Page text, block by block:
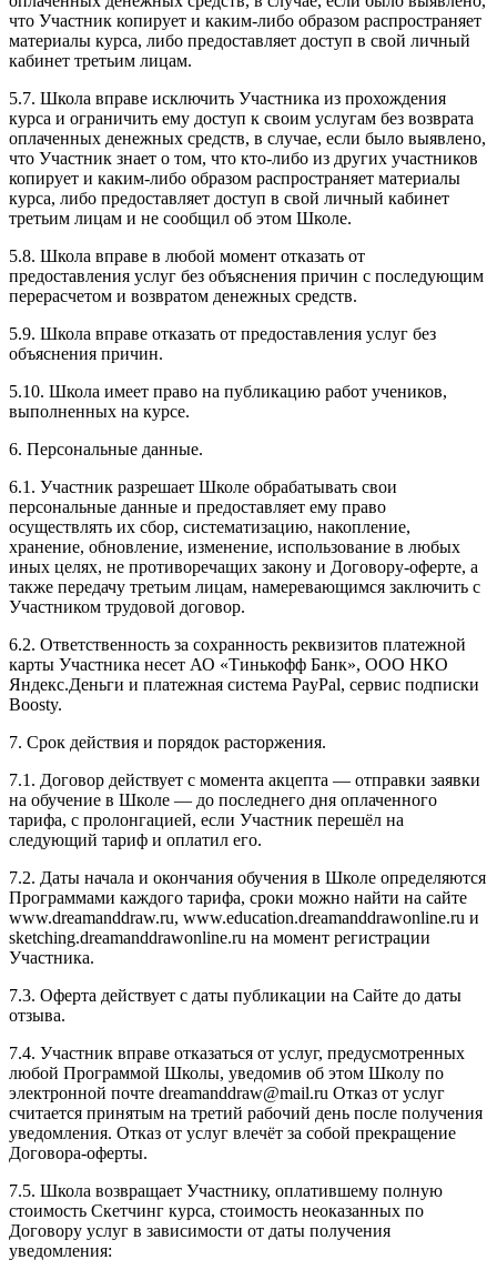
что Участник копирует и каким-либо образом распространяет
материалы курса, либо предоставляет доступ в свой личный
кабинет третьим лицам.
5.7. Школа вправе исключить Участника из прохождения
курса и ограничить ему доступ к своим услугам без возврата
оплаченных денежных средств, в случае, если было выявлено,
что Участник знает о том, что кто-либо из других участников
копирует и каким-либо образом распространяет материалы
курса, либо предоставляет доступ в свой личный кабинет
третьим лицам и не сообщил об этом Школе.
5.8. Школа вправе в любой момент отказать от
предоставления услуг без объяснения причин с последующим
перерасчетом и возвратом денежных средств.
5.9. Школа вправе отказать от предоставления услуг без
объяснения причин.
5.10. Школа имеет право на публикацию работ учеников,
выполненных на курсе.
6. Персональные данные.
6.1. Участник разрешает Школе обрабатывать свои
персональные данные и предоставляет ему право
осуществлять их сбор, систематизацию, накопление,
хранение, обновление, изменение, использование в любых
иных целях, не противоречащих закону и Договору-оферте, а
также передачу третьим лицам, намеревающимся заключить с
Участником трудовой договор.
6.2. Ответственность за сохранность реквизитов платежной
карты Участника несет АО «Тинькофф Банк», ООО НКО
Яндекс.Деньги и платежная система PayPal, сервис подписки
Boosty.
7. Срок действия и порядок расторжения.
7.1. Договор действует с момента акцепта — отправки заявки
на обучение в Школе — до последнего дня оплаченного
тарифа, с пролонгацией, если Участник перешёл на
следующий тариф и оплатил его.
7.2. Даты начала и окончания обучения в Школе определяются
Программами каждого тарифа, сроки можно найти на сайте
www.dreamanddraw.ru, www.education.dreamanddrawonline.ru и
sketching.dreamanddrawonline.ru на момент регистрации
Участника.
7.3. Оферта действует с даты публикации на Сайте до даты
отзыва.
7.4. Участник вправе отказаться от услуг, предусмотренных
любой Программой Школы, уведомив об этом Школу по
электронной почте dreamanddraw@mail.ru Отказ от услуг
считается принятым на третий рабочий день после получения
уведомления. Отказ от услуг влечёт за собой прекращение
Договора-оферты.
7.5. Школа возвращает Участнику, оплатившему полную
стоимость Скетчинг курса, стоимость неоказанных по
Договору услуг в зависимости от даты получения
уведомления: